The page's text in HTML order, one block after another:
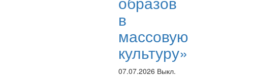
в
массовую
культуру»
07.07.2026 Выкл.